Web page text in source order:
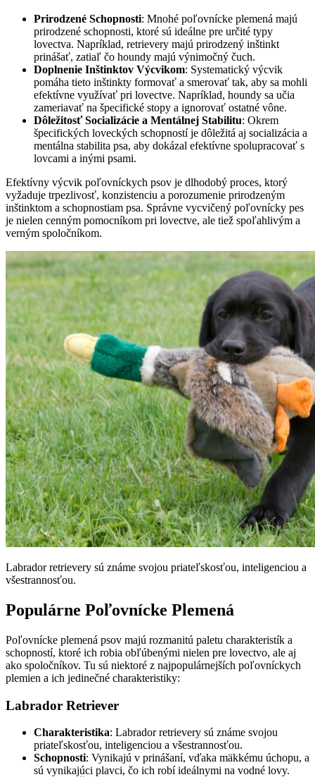
Prirodzené Schopnosti: Mnohé poľovnícke plemená majú
prirodzené schopnosti, ktoré sú ideálne pre určité typy
lovectva. Napríklad, retrievery majú prirodzený inštinkt
prinášať, zatiaľ čo houndy majú výnimočný čuch.
Doplnenie Inštinktov Výcvikom: Systematický výcvik
pomáha tieto inštinkty formovať a smerovať tak, aby sa mohli
efektívne využívať pri lovectve. Napríklad, houndy sa učia
zameriavať na špecifické stopy a ignorovať ostatné vône.
Dôležitosť Socializácie a Mentálnej Stabilitu: Okrem
špecifických loveckých schopností je dôležitá aj socializácia a
mentálna stabilita psa, aby dokázal efektívne spolupracovať s
lovcami a inými psami.
Efektívny výcvik poľovníckych psov je dlhodobý proces, ktorý
vyžaduje trpezlivosť, konzistenciu a porozumenie prirodzeným
inštinktom a schopnostiam psa. Správne vycvičený poľovnícky pes
je nielen cenným pomocníkom pri lovectve, ale tiež spoľahlivým a
verným spoločníkom.
Labrador retrievery sú známe svojou priateľskosťou, inteligenciou a
všestrannosťou.
Populárne Poľovnícke Plemená
Poľovnícke plemená psov majú rozmanitú paletu charakteristík a
schopností, ktoré ich robia obľúbenými nielen pre lovectvo, ale aj
ako spoločníkov. Tu sú niektoré z najpopulárnejších poľovníckych
plemien a ich jedinečné charakteristiky:
Labrador Retriever
Charakteristika: Labrador retrievery sú známe svojou
priateľskosťou, inteligenciou a všestrannosťou.
Schopnosti: Vynikajú v prinášaní, vďaka mäkkému úchopu, a
sú vynikajúci plavci, čo ich robí ideálnymi na vodné lovy.